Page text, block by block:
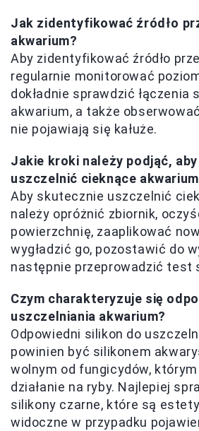
Jak zidentyfikować źródło
akwarium?
Aby zidentyfikować źródło
regularnie monitorować
dokładnie sprawdzić łączenia
akwarium, a także
nie pojawiają się kałuże.
Jakie kroki należy podjąć,
uszczelnić cieknące
Aby skutecznie uszczelnić
należy opróżnić zbiornik,
powierzchnię, zaaplikować
wygładzić go, pozostawić do
następnie przeprowadzić test
Czym charakteryzuje się
uszczelniania akwarium?
Odpowiedni silikon do
powinien być silikonem
wolnym od fungicydów,
działanie na ryby. Najlepiej
silikony czarne, które są
widoczne w przypadku